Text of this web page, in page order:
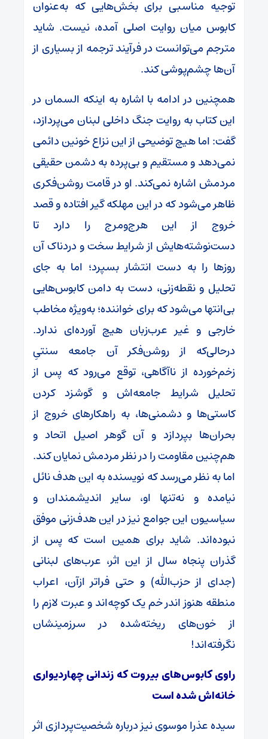
توجیه مناسبی برای بخش‌هایی که به‌عنوان
کابوس میان روایت اصلی آمده، نیست. شاید
مترجم می‌توانست در فرآیند ترجمه از بسیاری از
آن‌ها چشم‌پوشی کند.
همچنین در ادامه با اشاره به اینکه السمان در
این کتاب به روایت جنگ داخلی لبنان می‌پردازد،
گفت: اما هیچ توضیحی از این نزاع خونین دائمی
نمی‌دهد و مستقیم و بی‌پرده به دشمن حقیقی
مردمش اشاره نمی‌کند. او در قامت روشن‌فکری
ظاهر می‌شود که در این مهلکه گیر افتاده و قصد
خروج از این هرج‌ومرج را دارد تا
دست‌نوشته‌هایش از شرایط سخت و دردناک آن
روزها را به دست انتشار بسپرد؛ اما به جای
تحلیل و نقطه‌زنی، دست به دامن کابوس‌هایی
بی‌انتها می‌شود که برای خواننده؛ به‌ویژه مخاطب
خارجی و غیر عرب‌زبان هیچ آورده‌ای ندارد.
درحالی‌که از روشن‌فکر آن جامعه سنتیِ
زخم‌خورده از ناآگاهی، توقع می‌رود که پس از
تحلیل شرایط جامعه‌اش و گوشزد کردن
کاستی‌ها و دشمنی‌ها، به راهکارهای خروج از
بحران‌ها بپردازد و آن گوهر اصیل اتحاد و
هم‌چنین مقاومت را در نظر مردمش نمایان کند.
اما به نظر می‌رسد که نویسنده به این هدف نائل
نیامده و نه‌تنها او، سایر اندیشمندان و
سیاسیون این جوامع نیز در این هدف‌زنی موفق
نبوده‌اند. شاید برای همین است که پس از
گذران پنجاه سال از این اثر، عرب‌های لبنانی
(جدای از حزب‌الله) و حتی فراتر ازآن، اعراب
منطقه هنوز اندر خم یک کوچه‌اند و عبرت لازم را
از خون‌های ریخته‌شده در سرزمینشان
نگرفته‌اند!
راوی کابوس‌های بیروت که زندانی چهاردیواری
خانه‌اش شده است
سیده عذرا موسوی نیز درباره شخصیت‌پردازی اثر